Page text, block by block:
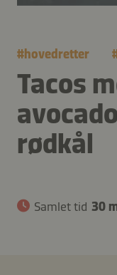
#hovedretter
Tacos
rødkål
Samlet tid 30